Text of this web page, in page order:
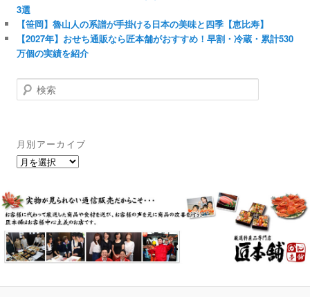
3選
【笹岡】魯山人の系譜が手掛ける日本の美味と四季【恵比寿】
【2027年】おせち通販なら匠本舗がおすすめ！早割・冷蔵・累計530
万個の実績を紹介
検
索
月別アーカイブ
月
ー
カ
イ
ブ